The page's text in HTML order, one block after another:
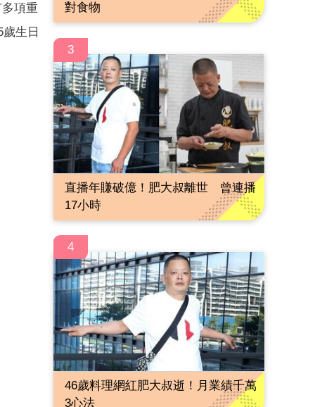
項重
生日
對食物
3
直播年賺破億！肥大叔離世 曾連播
17小時
4
46歲料理網紅肥大叔逝！月業績千萬
3心法